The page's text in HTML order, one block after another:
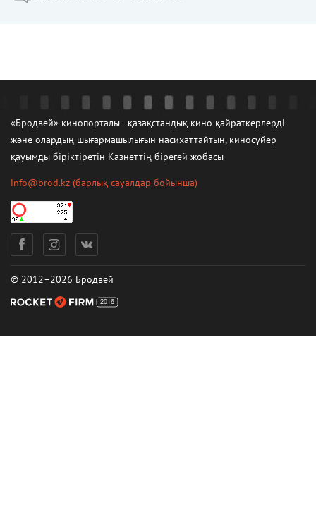
«Бродвей» кинопорталы - қазақстандық кино қайраткерлерді
және олардың шығармашылығын насихаттайтын, киносүйер
қауымды біріктіретін Казнеттің бірегей жобасы
info@brod.kz (барлық сауалдар бойынша)
© 2012–2026 Бродвей